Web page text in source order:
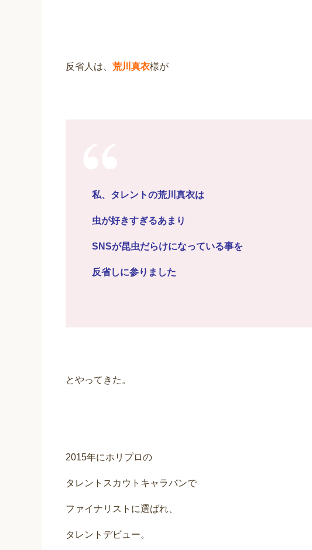
反省人は、 荒川真衣様が
私、タレントの荒川真衣は
虫が好きすぎるあまり
SNSが昆虫だらけになっている事を
反省しに参りました
とやってきた。
2015年にホリプロの
タレントスカウトキャラバンで
ファイナリストに選ばれ、
タレントデビュー。